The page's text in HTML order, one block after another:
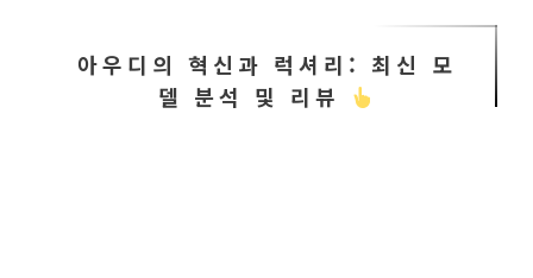
아우디의 혁신과 럭셔리: 최신 모
델 분석 및 리뷰